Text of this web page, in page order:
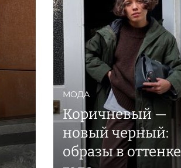
МОДА
Коричневый —
новый черный:
образы в оттенке